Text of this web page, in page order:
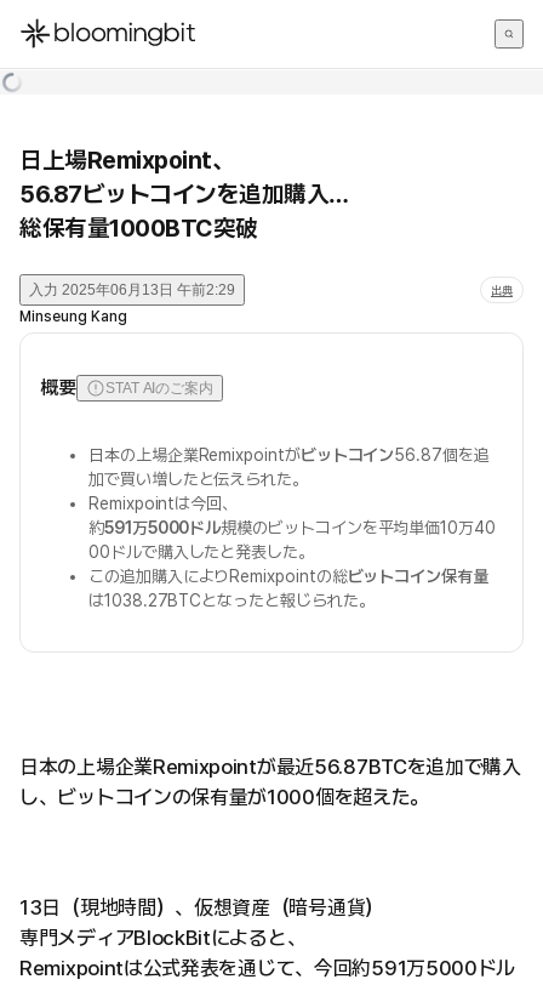
한국어
日上場Remixpoint、
56.87ビットコインを追加購入…
総保有量1000BTC突破
入力 2025年06月13日 午前2:29 出典
Minseung Kang
概要 STAT AIのご案内
日本の上場企業Remixpointがビットコイン56.87個を追
加で買い増したと伝えられた。
Remixpointは今回、
約591万5000ドル規模のビットコインを平均単価10万40
00ドルで購入したと発表した。
この追加購入によりRemixpointの総ビットコイン保有量
は1038.27BTCとなったと報じられた。
日本の上場企業Remixpointが最近56.87BTCを追加で購入
し、ビットコインの保有量が1000個を超えた。
13日（現地時間）、仮想資産（暗号通貨）
専門メディアBlockBitによると、
Remixpointは公式発表を通じて、今回約591万5000ドル